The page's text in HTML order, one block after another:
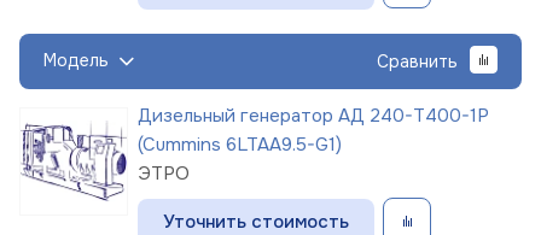
Модель Сравнить
Дизельный генератор АД 240-Т400-1Р
(Cummins 6LTAA9.5-G1)
ЭТРО
Уточнить стоимость